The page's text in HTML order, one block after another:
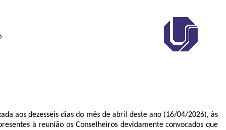
aos dezesseis dias do mês de abril deste ano (16/04/2026), às
à reunião os Conselheiros devidamente convocados que